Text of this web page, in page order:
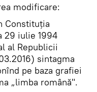
modificare:
Constituția
29 iulie 1994
al Republicii
sintagma
pe baza grafiei
„limba română".